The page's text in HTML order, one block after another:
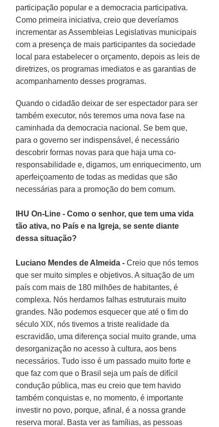
participação popular e a democracia participativa.
Como primeira iniciativa, creio que deveríamos
incrementar as Assembleias Legislativas municipais
com a presença de mais participantes da sociedade
local para estabelecer o orçamento, depois as leis de
diretrizes, os programas imediatos e as garantias de
acompanhamento desses programas.
Quando o cidadão deixar de ser espectador para ser
também executor, nós teremos uma nova fase na
caminhada da democracia nacional. Se bem que,
para o governo ser indispensável, é necessário
descobrir formas novas para que haja uma co-
responsabilidade e, digamos, um enriquecimento, um
aperfeiçoamento de todas as medidas que são
necessárias para a promoção do bem comum.
IHU On-Line - Como o senhor, que tem uma vida
tão ativa, no País e na Igreja, se sente diante
dessa situação?
Luciano Mendes de Almeida - Creio que nós temos
que ser muito simples e objetivos. A situação de um
país com mais de 180 milhões de habitantes, é
complexa. Nós herdamos falhas estruturais muito
grandes. Não podemos esquecer que até o fim do
século XIX, nós tivemos a triste realidade da
escravidão, uma diferença social muito grande, uma
desorganização no acesso à cultura, aos bens
necessários. Tudo isso é um passado muito forte e
que faz com que o Brasil seja um país de difícil
condução pública, mas eu creio que tem havido
também conquistas e, no momento, é importante
investir no povo, porque, afinal, é a nossa grande
reserva moral. Basta ver as famílias, as pessoas